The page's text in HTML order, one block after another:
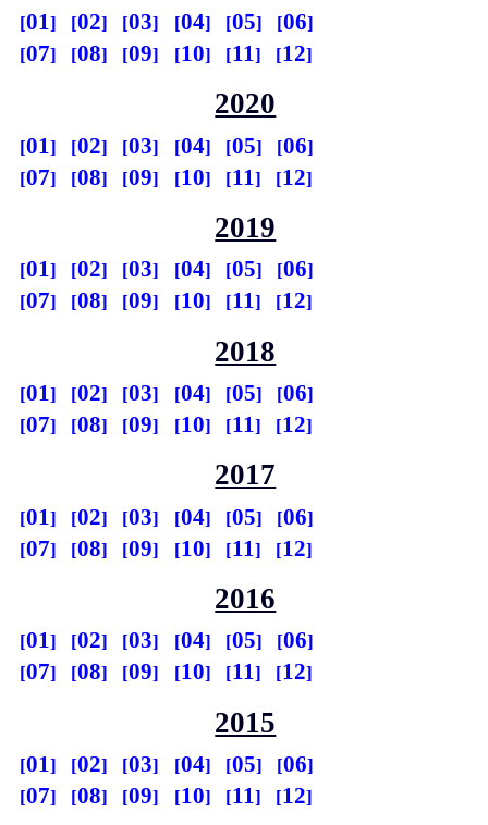
01 02 03 04 05
06
07
08 09 10 11 12
2020
01 02 03 04 05
06
07
08 09 10 11 12
2019
01 02 03 04 05
06
07
08 09 10 11 12
2018
01 02 03 04 05
06
07
08 09 10 11 12
2017
01 02 03 04 05
06
07
08 09 10 11 12
2016
01 02 03 04 05
06
07
08 09 10 11 12
2015
01 02 03 04 05
06
07
08 09 10 11 12